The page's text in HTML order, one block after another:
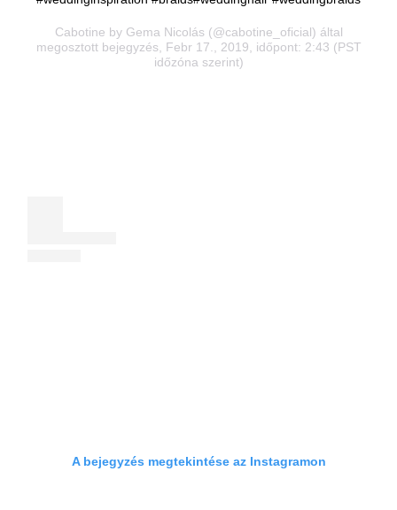
Cabotine by Gema Nicolás (@cabotine_oficial) által
megosztott bejegyzés, Febr 17., 2019, időpont: 2:43 (PST
időzóna szerint)
A bejegyzés megtekintése az Instagramon